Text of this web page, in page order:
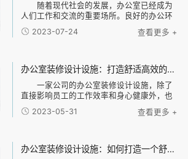
随着现代社会的发展，办公室已经成为
人们工作和交流的重要场所。良好的办公环
境和设施可以大大提高员工的工作效率和满
意度，进而提升企业的综合实力和竞争力。
2023-07-24 查看更多 +
办公室装修设计设施：打造舒适高效的工作环境
一家公司的办公室装修设计设施，除了
直接影响员工的工作效率和身心健康外，也
代表了公司的形象和文化。一些小细节的合
理设计，可以创造一个舒适、高效的办公环
2023-05-31 查看更多 +
办公室装修设计设施：如何打造一个舒适高效的工作空间